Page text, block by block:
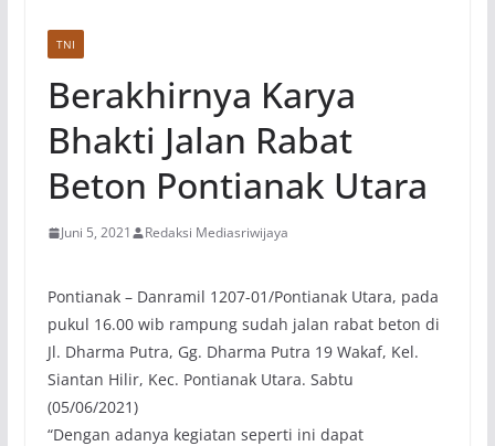
TNI
Berakhirnya Karya
Bhakti Jalan Rabat
Beton Pontianak Utara
Juni 5, 2021 Redaksi Mediasriwijaya
Pontianak – Danramil 1207-01/Pontianak Utara, pada
pukul 16.00 wib rampung sudah jalan rabat beton di
Jl. Dharma Putra, Gg. Dharma Putra 19 Wakaf, Kel.
Siantan Hilir, Kec. Pontianak Utara. Sabtu
(05/06/2021)
“Dengan adanya kegiatan seperti ini dapat